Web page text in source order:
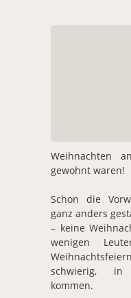
Weihnachten
gewohnt waren!
Schon die
ganz anders
– keine
wenigen
schwierig, in
kommen.